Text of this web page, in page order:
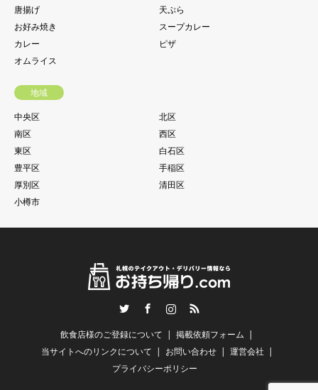
唐揚げ
天ぷら
お好み焼き
スープカレー
カレー
ピザ
オムライス
地域
中央区
北区
南区
西区
東区
白石区
豊平区
手稲区
厚別区
清田区
小樽市
InstagramRSS
飲食店様のご登録について
掲載依頼フォーム
当サイトへのリンクについて
お問い合わせ
運営会社
プライバシーポリシー